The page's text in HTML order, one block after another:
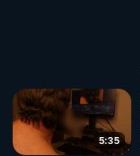
5:35